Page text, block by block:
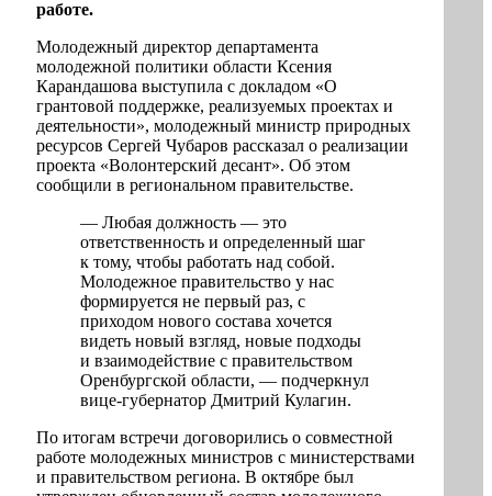
работе.
Молодежный директор департамента
молодежной политики области Ксения
Карандашова выступила с докладом «О
грантовой поддержке, реализуемых проектах и
деятельности», молодежный министр природных
ресурсов Сергей Чубаров рассказал о реализации
проекта «Волонтерский десант». Об этом
сообщили в региональном правительстве.
— Любая должность — это
ответственность и определенный шаг
к тому, чтобы работать над собой.
Молодежное правительство у нас
формируется не первый раз, с
приходом нового состава хочется
видеть новый взгляд, новые подходы
и взаимодействие с правительством
Оренбургской области, — подчеркнул
вице-губернатор Дмитрий Кулагин.
По итогам встречи договорились о совместной
работе молодежных министров с министерствами
и правительством региона. В октябре был